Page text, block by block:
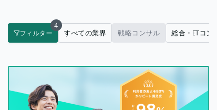
フィルター
4
すべての業界 戦略コンサル 総合・ITコン